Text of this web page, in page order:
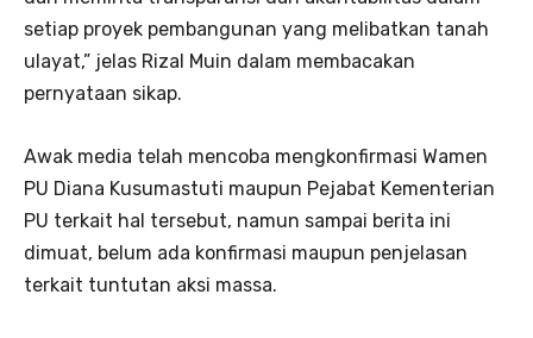
setiap proyek pembangunan yang melibatkan tanah
ulayat,” jelas Rizal Muin dalam membacakan
pernyataan sikap.
Awak media telah mencoba mengkonfirmasi Wamen
PU Diana Kusumastuti maupun Pejabat Kementerian
PU terkait hal tersebut, namun sampai berita ini
dimuat, belum ada konfirmasi maupun penjelasan
terkait tuntutan aksi massa.